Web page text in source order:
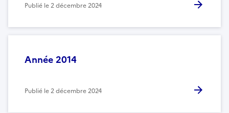
Publié le2 décembre 2024
Année 2014
Publié le2 décembre 2024